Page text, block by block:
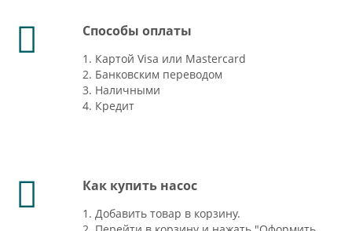
Способы оплаты
1. Картой Visa или Mastercard
2. Банковским переводом
3. Наличными
4. Кредит
Как купить насос
1. Добавить товар в корзину.